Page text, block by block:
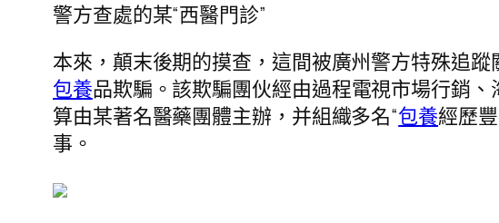
警方查處的某“西醫門診”
本來，顛末後期的摸查，這間被廣州警方特殊追蹤
包養品欺騙。該欺騙團伙經由過程電視市場行銷
算由某著名醫藥團體主辦，并組織多名“包養經歷
事。